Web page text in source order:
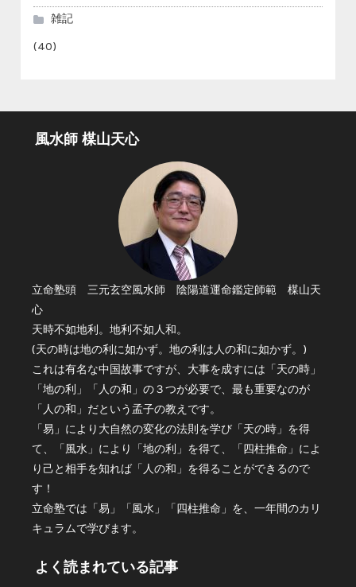
雑記
(40)
風水師 楳山天心
立命塾頭 三元玄空風水師 陰陽道運命鑑定師範 楳山天
心
天時不如地利。地利不如人和。
(天の時は地の利に如かず。地の利は人の和に如かず。)
これは有名な中国故事ですが、大事を成すには「天の時」
「地の利」「人の和」の３つが必要で、最も重要なのが
「人の和」だという孟子の教えです。
「易」により大自然の変化の法則を学び「天の時」を得
て、「風水」により「地の利」を得て、「四柱推命」によ
り己と相手を知れば「人の和」を得ることができるので
す！
立命塾では「易」「風水」「四柱推命」を、一年間のカリ
キュラムで学びます。
よく読まれている記事